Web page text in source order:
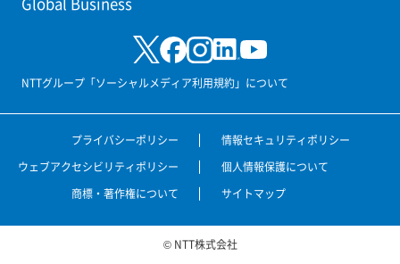
NTTグループ「ソーシャルメディア利用規約」について
プライバシーポリシー
情報セキュリティポリシー
ウェブアクセシビリティポリシー
個人情報保護について
商標・著作権について
サイトマップ
© NTT株式会社